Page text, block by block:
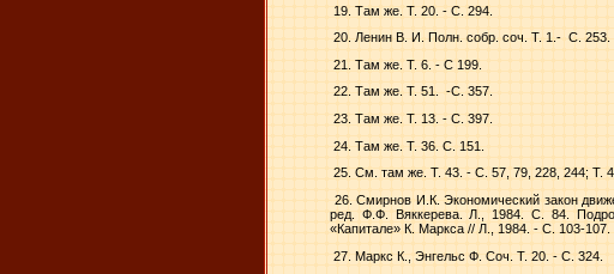
19. Там же. Т. 20. - С. 294.
20. Ленин В. И. Полн. собр. соч. Т. 1.- С. 253.
21. Там же. Т. 6. - С 199.
22. Там же. Т. 51. -С. 357.
23. Там же. Т. 13. - С. 397.
24. Там же. Т. 36. С. 151.
25. См. там же. Т. 43. - С. 57, 79, 228, 244; Т.
26. Смирнов И.К. Экономический закон
ред. Ф.Ф. Вяккерева. Л., 1984. С. 84.
«Капитале» К. Маркса // Л., 1984. - С. 103-107.
27. Маркс К., Энгельс Ф. Соч. Т. 20. - С. 324.